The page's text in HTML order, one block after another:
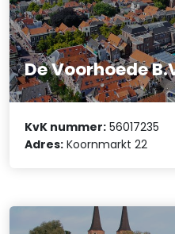
De Voorhoede
KvK nummer: 56017235
Adres: Koornmarkt 22